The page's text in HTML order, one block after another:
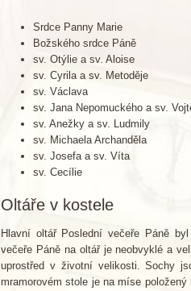
Srdce Panny Marie
Božského srdce Páně
sv. Otýlie a sv. Aloise
sv. Cyrila a sv. Metoděje
sv. Václava
sv. Jana Nepomuckého a sv.
sv. Anežky a sv. Ludmily
sv. Michaela Archanděla
sv. Josefa a sv. Víta
sv. Cecílie
Oltáře v kostele
Hlavní oltář Poslední večeře Páně
večeře Páně na oltář je neobvyklé a
uprostřed v životní velikosti. Sochy
mramorovém stole je na míse